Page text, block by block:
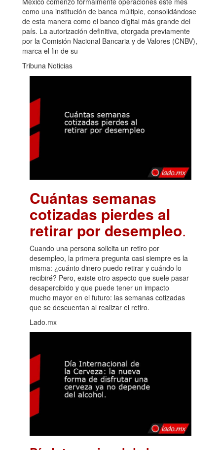
como una institución de banca múltiple, consolidándose
de esta manera como el banco digital más grande del
país. La autorización definitiva, otorgada previamente
por la Comisión Nacional Bancaria y de Valores (CNBV),
marca el fin de su
Tribuna Noticias
Cuántas semanas
cotizadas pierdes al
retirar por desempleo.
Cuando una persona solicita un retiro por
desempleo, la primera pregunta casi siempre es la
misma: ¿cuánto dinero puedo retirar y cuándo lo
recibiré? Pero, existe otro aspecto que suele pasar
desapercibido y que puede tener un impacto
mucho mayor en el futuro: las semanas cotizadas
que se descuentan al realizar el retiro.
Lado.mx